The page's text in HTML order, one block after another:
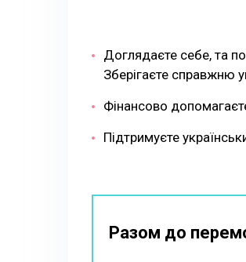
Доглядаєте себе, та
Зберігаєте справжню
Фінансово
Підтримуєте
Разом до